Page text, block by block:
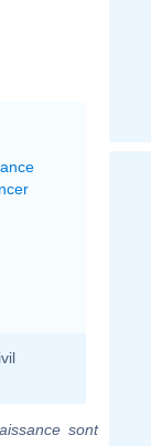
sont